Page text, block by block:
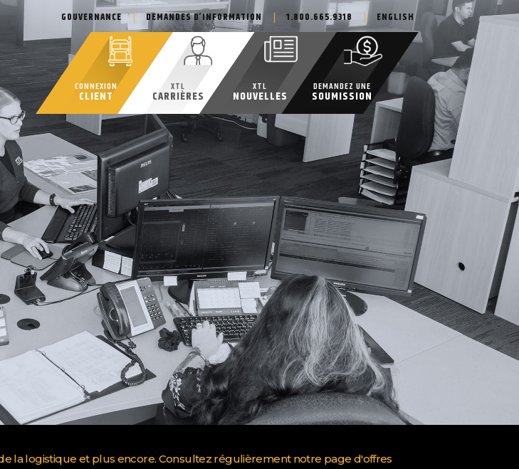
GOUVERNANCE DEMANDES D’INFORMATION 1.800.665.9318 ENGLISH
CONNEXION
CLIENT
XTL
CARRIÈRES
XTL
NOUVELLES
DEMANDEZ UNE
SOUMISSION
la logistique et plus encore. Consultez régulièrement notre page d'offres